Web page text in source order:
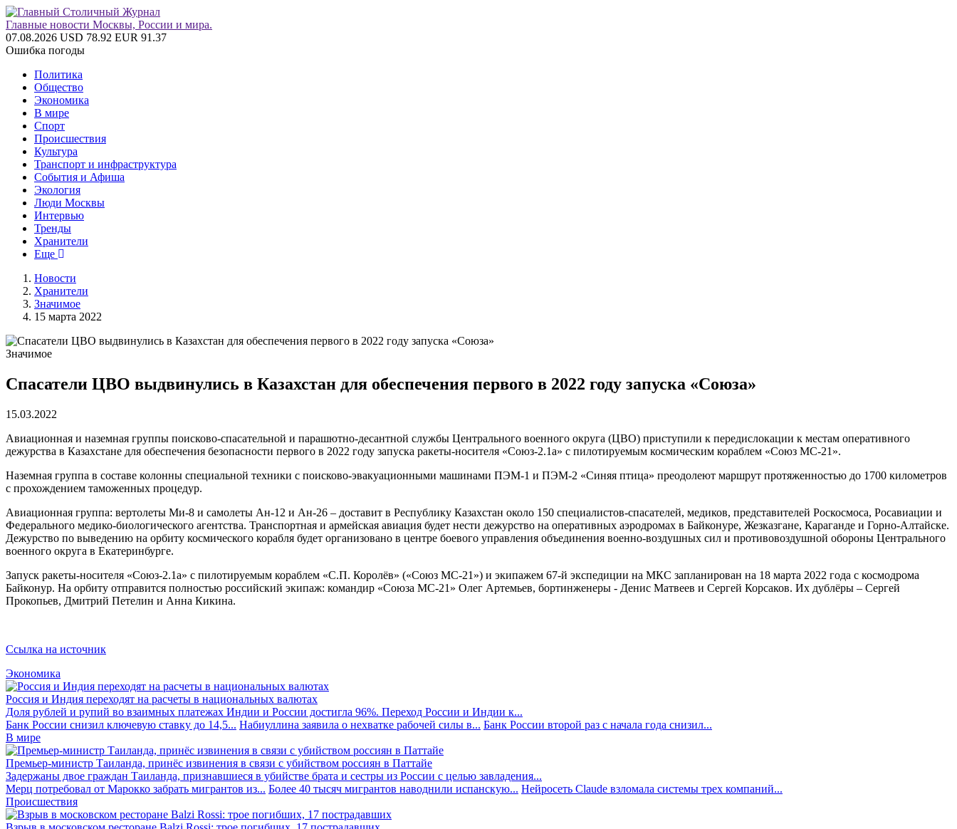
Главные новости Москвы, России и мира.
07.08.2026 USD 78.92 EUR 91.37
Ошибка погоды
Политика
Общество
Экономика
В мире
Спорт
Происшествия
Культура
Транспорт и инфраструктура
События и Афиша
Экология
Люди Москвы
Интервью
Тренды
Хранители
Еще
Новости
Хранители
Значимое
15 марта 2022
Значимое
Спасатели ЦВО выдвинулись в Казахстан для обеспечения первого в 2022 году запуска «Союза»
15.03.2022
Авиационная и наземная группы поисково-спасательной и парашютно-десантной службы Центрального военного округа (ЦВО) приступили к передислокации к местам оперативного
дежурства в Казахстане для обеспечения безопасности первого в 2022 году запуска ракеты-носителя «Союз-2.1а» с пилотируемым космическим кораблем «Союз МС-21».
Наземная группа в составе колонны специальной техники с поисково-эвакуационными машинами ПЭМ-1 и ПЭМ-2 «Синяя птица» преодолеют маршрут протяженностью до 1700 километров
с прохождением таможенных процедур.
Авиационная группа: вертолеты Ми-8 и самолеты Ан-12 и Ан-26 – доставит в Республику Казахстан около 150 специалистов-спасателей, медиков, представителей Роскосмоса, Росавиации и
Федерального медико-биологического агентства. Транспортная и армейская авиация будет нести дежурство на оперативных аэродромах в Байконуре, Жезказгане, Караганде и Горно-Алтайске.
Дежурство по выведению на орбиту космического корабля будет организовано в центре боевого управления объединения военно-воздушных сил и противовоздушной обороны Центрального
военного округа в Екатеринбурге.
Запуск ракеты-носителя «Союз-2.1а» с пилотируемым кораблем «С.П. Королёв» («Союз МС-21») и экипажем 67-й экспедиции на МКС запланирован на 18 марта 2022 года с космодрома
Байконур. На орбиту отправится полностью российский экипаж: командир «Союза МС-21» Олег Артемьев, бортинженеры - Денис Матвеев и Сергей Корсаков. Их дублёры – Сергей
Прокопьев, Дмитрий Петелин и Анна Кикина.
Ссылка на источник
Экономика
Россия и Индия переходят на расчеты в национальных валютах
Доля рублей и рупий во взаимных платежах Индии и России достигла 96%. Переход России и Индии к...
Банк России снизил ключевую ставку до 14,5... Набиуллина заявила о нехватке рабочей силы в... Банк России второй раз с начала года снизил...
В мире
Премьер-министр Таиланда, принёс извинения в связи с убийством россиян в Паттайе
Задержаны двое граждан Таиланда, признавшиеся в убийстве брата и сестры из России с целью завладения...
Мерц потребовал от Марокко забрать мигрантов из... Более 40 тысяч мигрантов наводнили испанскую... Нейросеть Claude взломала системы трех компаний...
Происшествия